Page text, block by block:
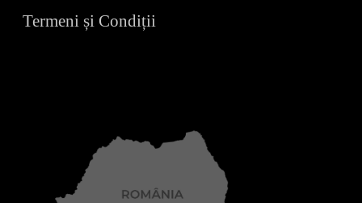
Termeni și Condiții